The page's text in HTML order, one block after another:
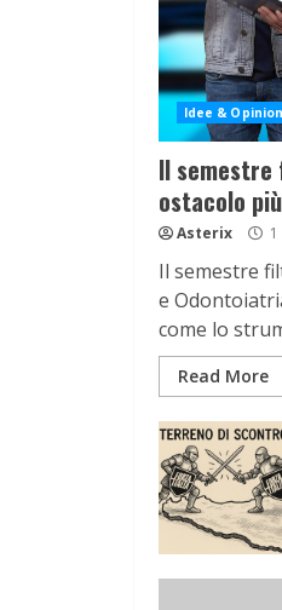
Idee &
Il semestre
ostacolo
Asterix
Il semestre
e
come lo
Read More